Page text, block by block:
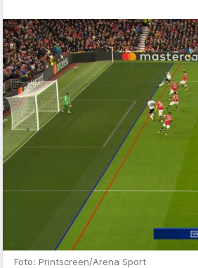
Foto: Printscreen/Arena Sport